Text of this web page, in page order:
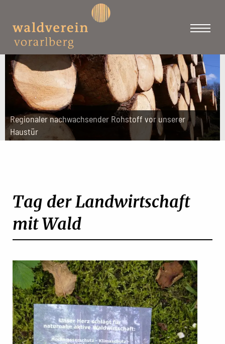
Regionaler nachwachsender Rohstoff vor unserer
Haustür
Tag der Landwirtschaft
mit Wald